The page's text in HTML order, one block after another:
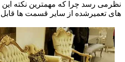
نظرمی رسد چرا که مهمترین نکته
های تعمیرشده از سایر قسمت ها